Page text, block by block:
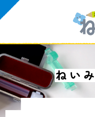
ねいみ